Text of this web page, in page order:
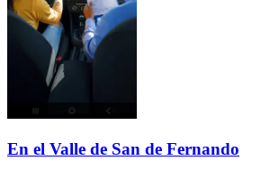
En el Valle de San de Fernando